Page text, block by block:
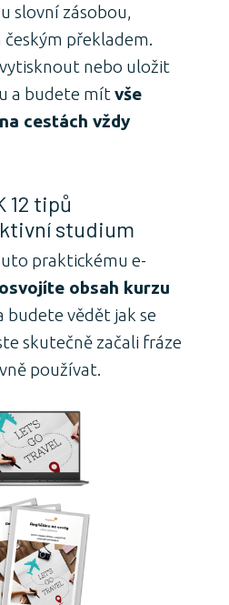
slovní zásobou,
českým překladem.
nebo uložit
a budete mítvše
cestách vždy
12 tipů
studium
praktickému e-
osvojíte obsah kurzu
budete vědět jak se
skutečně začali fráze
používat.